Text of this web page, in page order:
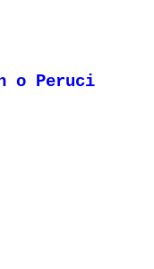
o Peruci